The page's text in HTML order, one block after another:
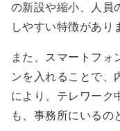
の新設や縮小、人員
しやすい特徴があり
また、スマートフォ
ンを入れることで、
により、テレワーク
も、事務所にいるの